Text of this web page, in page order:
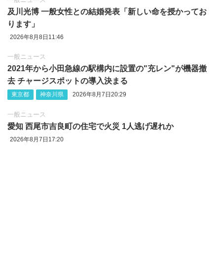
及川光博 一般女性との結婚発表「新しい命を授かってお
ります」
2026年8月8日11:46
一般ニュース
2021年から小田急線の駅構内に設置の"充レン"が機器撤
去 チャージスポットの導入決まる
東京都 神奈川県 2026年8月7日20:29
一般ニュース
愛知 西尾市吉良町の住宅で火災 1人逃げ遅れか
2026年8月7日17:20